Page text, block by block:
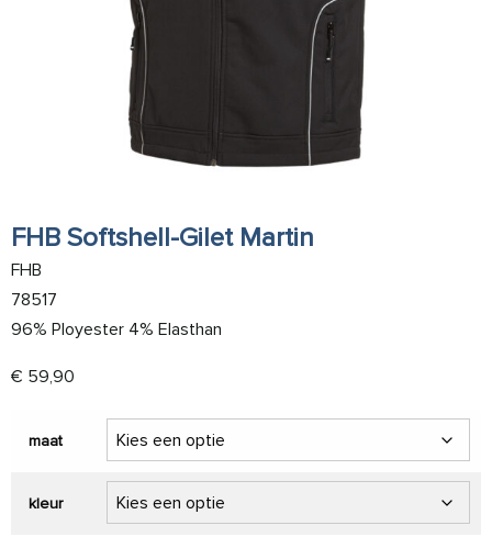
FHB Softshell-Gilet Martin
FHB
78517
96% Ployester 4% Elasthan
€ 59,90
maat
kleur